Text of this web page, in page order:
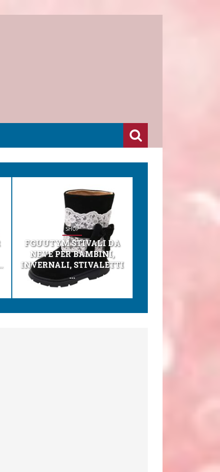
SHOP
FGUUTYM STIVALI DA
NEVE PER BAMBINI,
INVERNALI, STIVALETTI
...